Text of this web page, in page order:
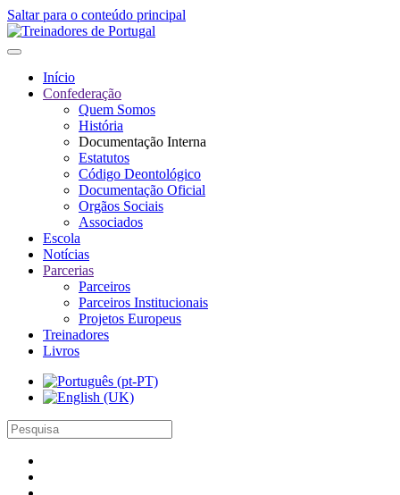
Saltar para o conteúdo principal
Início
Confederação
Quem Somos
História
Documentação Interna
Estatutos
Código Deontológico
Documentação Oficial
Orgãos Sociais
Associados
Escola
Notícias
Parcerias
Parceiros
Parceiros Institucionais
Projetos Europeus
Treinadores
Livros